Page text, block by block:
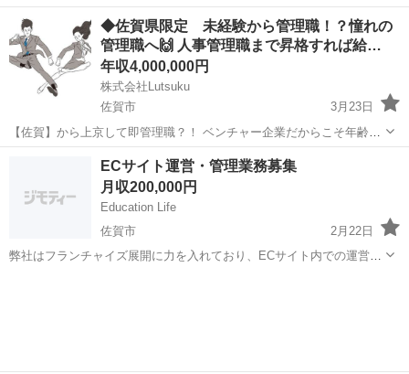
とらわれず実力次第で 管理職まで一直線❗️ 人事をやってみたいという
方‼️ 自分の手で企業を良くしていきたい方 ‼️ より良い仕組みを構...
佐賀 唐津市 人事 業務
◆佐賀県限定 未経験から管理職！？憧れの
管理職へ🙌 人事管理職まで昇格すれば給…
年収4,000,000円
株式会社Lutsuku
佐賀市
3月23日
【佐賀】から上京して即管理職？！ ベンチャー企業だからこそ年齢に
とらわれず実力次第で 管理職まで一直線❗️ 人事をやってみたいという
方‼️ 自分の手で企業を良くしていきたい方 ‼️ より良い仕組み...
人事 業務
ECサイト運営・管理業務募集
月収200,000円
Education Life
佐賀市
2月22日
弊社はフランチャイズ展開に力を入れており、ECサイト内での運営業